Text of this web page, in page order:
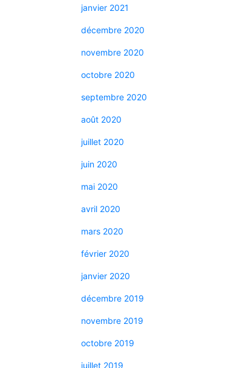
janvier 2021
décembre 2020
novembre 2020
octobre 2020
septembre 2020
août 2020
juillet 2020
juin 2020
mai 2020
avril 2020
mars 2020
février 2020
janvier 2020
décembre 2019
novembre 2019
octobre 2019
juillet 2019